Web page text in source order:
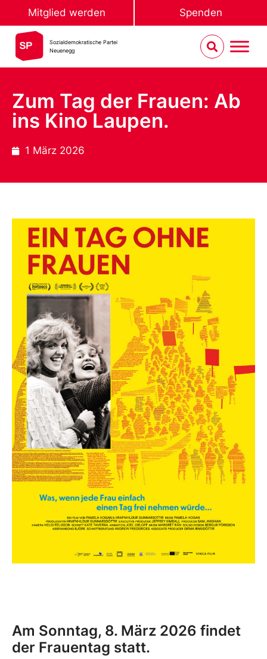
Mitglied werden Spenden
Sozialdemokratische Partei
Neuenegg
Zum Tag der Frauen: Ab
ins Kino Laupen.
1 März 2026
Am Sonntag, 8. März 2026 findet
der Frauentag statt.